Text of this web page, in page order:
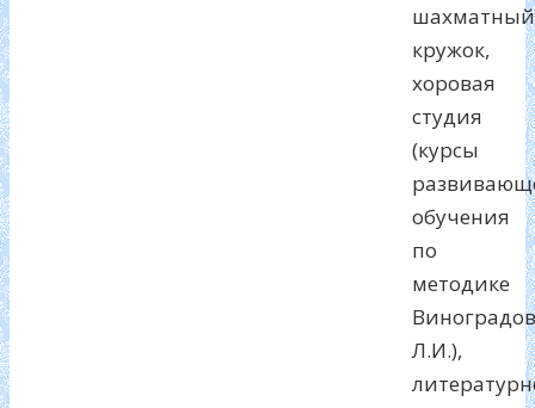
шахматный
кружок,
хоровая
студия
(курсы
обучения
по
методике
Л.И.),